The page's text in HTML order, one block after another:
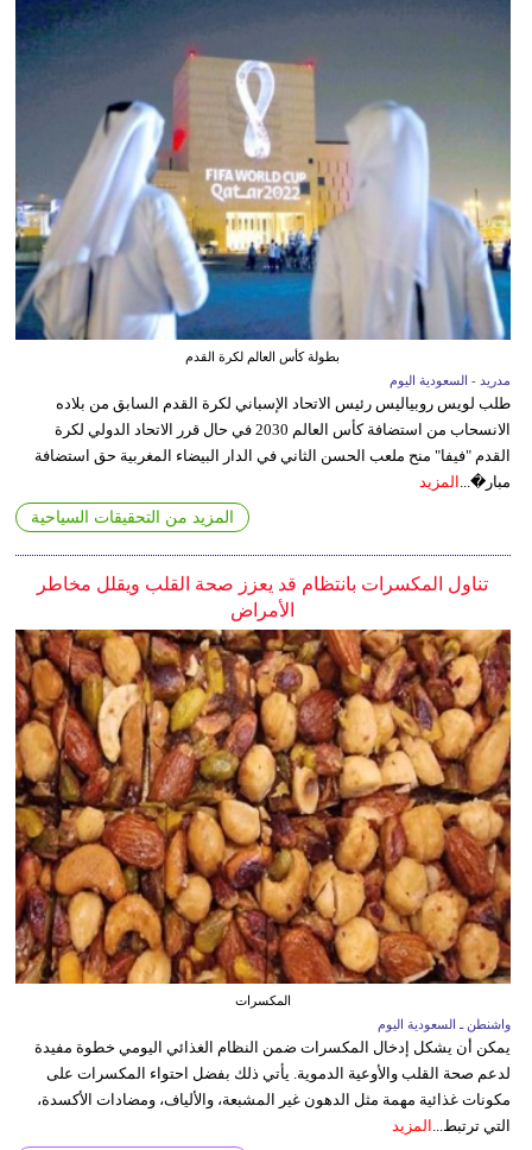
بطولة كأس العالم لكرة القدم
مدريد - السعودية اليوم
طلب لويس روبياليس رئيس الاتحاد الإسباني لكرة القدم السابق من بلاده
الانسحاب من استضافة كأس العالم 2030 في حال قرر الاتحاد الدولي لكرة
القدم "فيفا" منح ملعب الحسن الثاني في الدار البيضاء المغربية حق استضافة
مبار�... المزيد
المزيد من التحقيقات السياحية
تناول المكسرات بانتظام قد يعزز صحة القلب ويقلل مخاطر
الأمراض
المكسرات
واشنطن ـ السعودية اليوم
يمكن أن يشكل إدخال المكسرات ضمن النظام الغذائي اليومي خطوة مفيدة
لدعم صحة القلب والأوعية الدموية. يأتي ذلك بفضل احتواء المكسرات على
مكونات غذائية مهمة مثل الدهون غير المشبعة، والألياف، ومضادات الأكسدة،
التي ترتبط...
المزيد